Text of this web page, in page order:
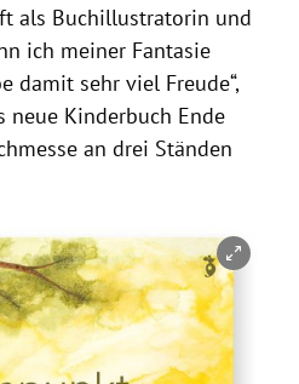
als Buchillustratorin und
ich meiner Fantasie
damit sehr viel Freude“,
neue Kinderbuch Ende
an drei Ständen
schließen